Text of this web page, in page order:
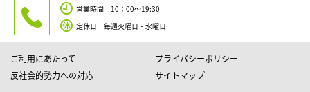
営業時間 10：00～19:30
定休日 毎週火曜日・水曜日
ご利用にあたって
プライバシーポリシー
反社会的勢力への対応
サイトマップ